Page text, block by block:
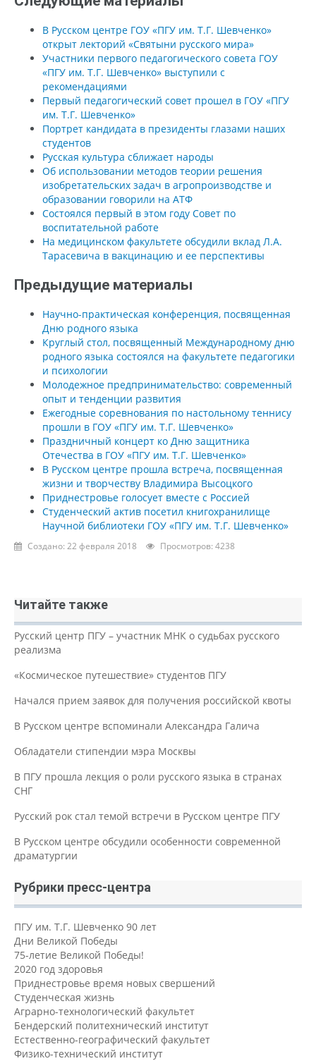
В Русском центре ГОУ «ПГУ им. Т.Г. Шевченко»
открыт лекторий «Святыни русского мира»
Участники первого педагогического совета ГОУ
«ПГУ им. Т.Г. Шевченко» выступили с
рекомендациями
Первый педагогический совет прошел в ГОУ «ПГУ
им. Т.Г. Шевченко»
Портрет кандидата в президенты глазами наших
студентов
Русская культура сближает народы
Об использовании методов теории решения
изобретательских задач в агропроизводстве и
образовании говорили на АТФ
Состоялся первый в этом году Совет по
воспитательной работе
На медицинском факультете обсудили вклад Л.А.
Тарасевича в вакцинацию и ее перспективы
Предыдущие материалы
Научно-практическая конференция, посвященная
Дню родного языка
Круглый стол, посвященный Международному дню
родного языка состоялся на факультете педагогики
и психологии
Молодежное предпринимательство: современный
опыт и тенденции развития
Ежегодные соревнования по настольному теннису
прошли в ГОУ «ПГУ им. Т.Г. Шевченко»
Праздничный концерт ко Дню защитника
Отечества в ГОУ «ПГУ им. Т.Г. Шевченко»
В Русском центре прошла встреча, посвященная
жизни и творчеству Владимира Высоцкого
Приднестровье голосует вместе с Россией
Студенческий актив посетил книгохранилище
Научной библиотеки ГОУ «ПГУ им. Т.Г. Шевченко»
Создано: 22 февраля 2018 Просмотров: 4238
Читайте также
Русский центр ПГУ – участник МНК о судьбах русского
реализма
«Космическое путешествие» студентов ПГУ
Начался прием заявок для получения российской квоты
В Русском центре вспоминали Александра Галича
Обладатели стипендии мэра Москвы
В ПГУ прошла лекция о роли русского языка в странах
СНГ
Русский рок стал темой встречи в Русском центре ПГУ
В Русском центре обсудили особенности современной
драматургии
Рубрики пресс-центра
ПГУ им. Т.Г. Шевченко 90 лет
Дни Великой Победы
75-летие Великой Победы!
2020 год здоровья
Приднестровье время новых свершений
Студенческая жизнь
Аграрно-технологический факультет
Бендерский политехнический институт
Естественно-географический факультет
Физико-технический институт